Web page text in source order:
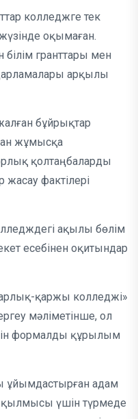
колледжге тек
оқымаған.
гранттары мен
арқылы
бұйрықтар
жұмысқа
қолтаңбаларды
жасау фактілері
ақылы бөлім
есебінен оқитындар
қаржы колледжі»
мәліметінше, ол
формалды құрылым
ұйымдастырған адам
үшін түрмеде